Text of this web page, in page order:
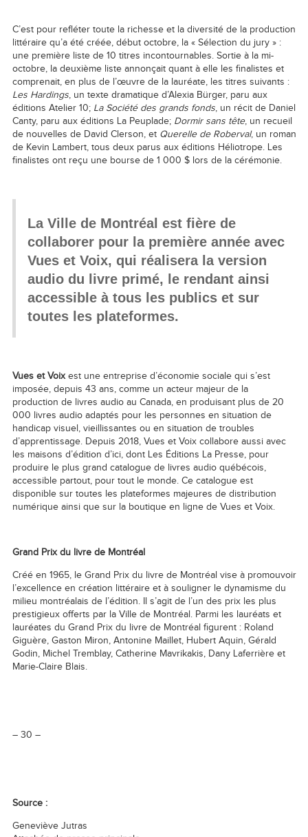
C’est pour refléter toute la richesse et la diversité de la production
littéraire qu’a été créée, début octobre, la « Sélection du jury » :
une première liste de 10 titres incontournables. Sortie à la mi-
octobre, la deuxième liste annonçait quant à elle les finalistes et
comprenait, en plus de l’œuvre de la lauréate, les titres suivants :
Les Hardings, un texte dramatique d’Alexia Bürger, paru aux
éditions Atelier 10; La Société des grands fonds, un récit de Daniel
Canty, paru aux éditions La Peuplade; Dormir sans tête, un recueil
de nouvelles de David Clerson, et Querelle de Roberval, un roman
de Kevin Lambert, tous deux parus aux éditions Héliotrope. Les
finalistes ont reçu une bourse de 1 000 $ lors de la cérémonie.
La Ville de Montréal est fière de
collaborer pour la première année avec
Vues et Voix, qui réalisera la version
audio du livre primé, le rendant ainsi
accessible à tous les publics et sur
toutes les plateformes.
Vues et Voixest une entreprise d’économie sociale qui s’est
imposée, depuis 43 ans, comme un acteur majeur de la
production de livres audio au Canada, en produisant plus de 20
000 livres audio adaptés pour les personnes en situation de
handicap visuel, vieillissantes ou en situation de troubles
d’apprentissage. Depuis 2018, Vues et Voix collabore aussi avec
les maisons d’édition d’ici, dont Les Éditions La Presse, pour
produire le plus grand catalogue de livres audio québécois,
accessible partout, pour tout le monde. Ce catalogue est
disponible sur toutes les plateformes majeures de distribution
numérique ainsi que sur la boutique en ligne de Vues et Voix.
Grand Prix du livre de Montréal
Créé en 1965, le Grand Prix du livre de Montréal vise à promouvoir
l’excellence en création littéraire et à souligner le dynamisme du
milieu montréalais de l’édition. Il s’agit de l’un des prix les plus
prestigieux offerts par la Ville de Montréal. Parmi les lauréats et
lauréates du Grand Prix du livre de Montréal figurent : Roland
Giguère, Gaston Miron, Antonine Maillet, Hubert Aquin, Gérald
Godin, Michel Tremblay, Catherine Mavrikakis, Dany Laferrière et
Marie-Claire Blais.
– 30 –
Source :
Geneviève Jutras